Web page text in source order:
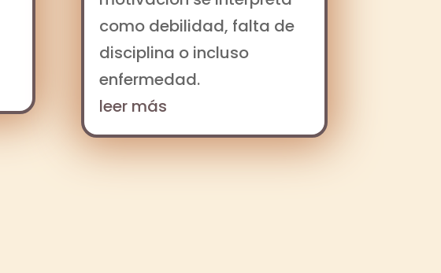
como debilidad, falta de
disciplina o incluso
enfermedad.
leer más